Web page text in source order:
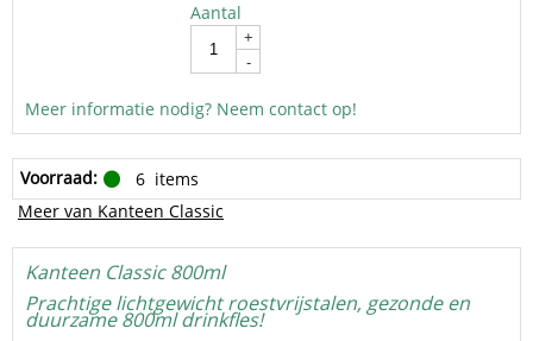
Aantal
+
-
Meer informatie nodig? Neem contact op!
Voorraad: 6 items
Meer van Kanteen Classic
Kanteen Classic 800ml
Prachtige lichtgewicht roestvrijstalen, gezonde en
duurzame 800ml drinkfles!